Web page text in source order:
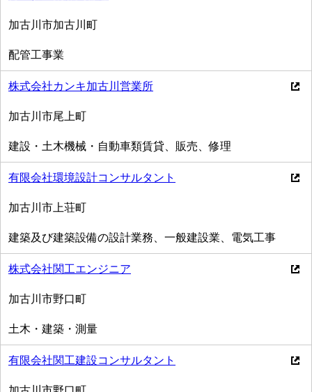
加古川市加古川町
配管工事業
株式会社カンキ加古川営業所
加古川市尾上町
建設・土木機械・自動車類賃貸、販売、修理
有限会社環境設計コンサルタント
加古川市上荘町
建築及び建築設備の設計業務、一般建設業、電気工事
株式会社関工エンジニア
加古川市野口町
土木・建築・測量
有限会社関工建設コンサルタント